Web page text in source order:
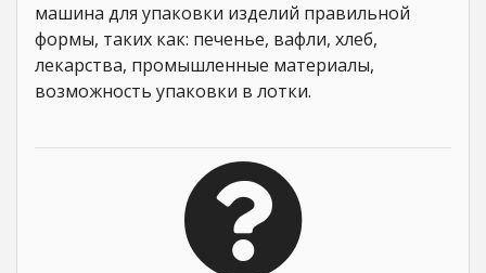
машина для упаковки изделий правильной
формы, таких как: печенье, вафли, хлеб,
лекарства, промышленные материалы,
возможность упаковки в лотки.